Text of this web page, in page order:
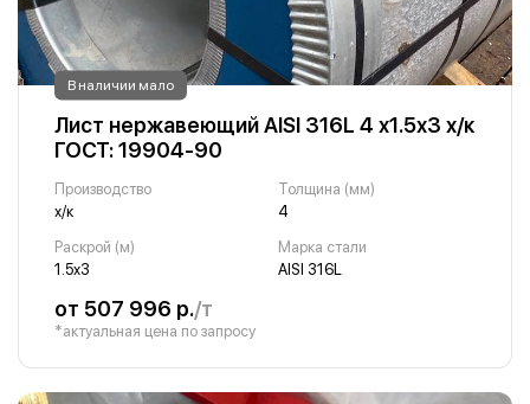
В наличии мало
Лист нержавеющий AISI 316L 4 х1.5х3 х/к
ГОСТ: 19904-90
Производство
х/к
Толщина (мм)
4
Раскрой (м)
1.5х3
Марка стали
AISI 316L
от 507 996 р./т
*актуальная цена по запросу